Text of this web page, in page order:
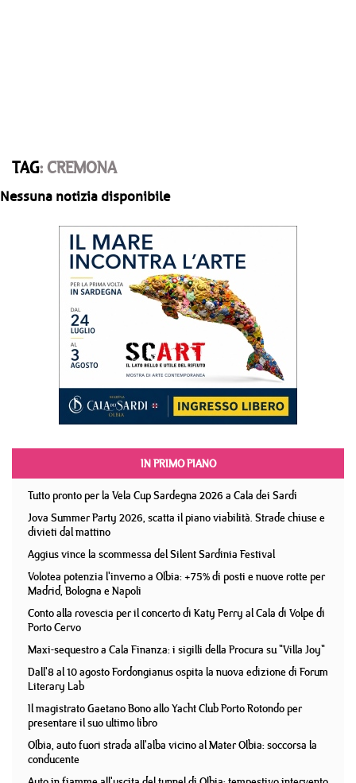
TAG: CREMONA
Nessuna notizia disponibile
IN PRIMO PIANO
Tutto pronto per la Vela Cup Sardegna 2026 a Cala dei Sardi
Jova Summer Party 2026, scatta il piano viabilità. Strade chiuse e
divieti dal mattino
Aggius vince la scommessa del Silent Sardinia Festival
Volotea potenzia l'inverno a Olbia: +75% di posti e nuove rotte per
Madrid, Bologna e Napoli
Conto alla rovescia per il concerto di Katy Perry al Cala di Volpe di
Porto Cervo
Maxi-sequestro a Cala Finanza: i sigilli della Procura su "Villa Joy"
Dall'8 al 10 agosto Fordongianus ospita la nuova edizione di Forum
Literary Lab
Il magistrato Gaetano Bono allo Yacht Club Porto Rotondo per
presentare il suo ultimo libro
Olbia, auto fuori strada all'alba vicino al Mater Olbia: soccorsa la
conducente